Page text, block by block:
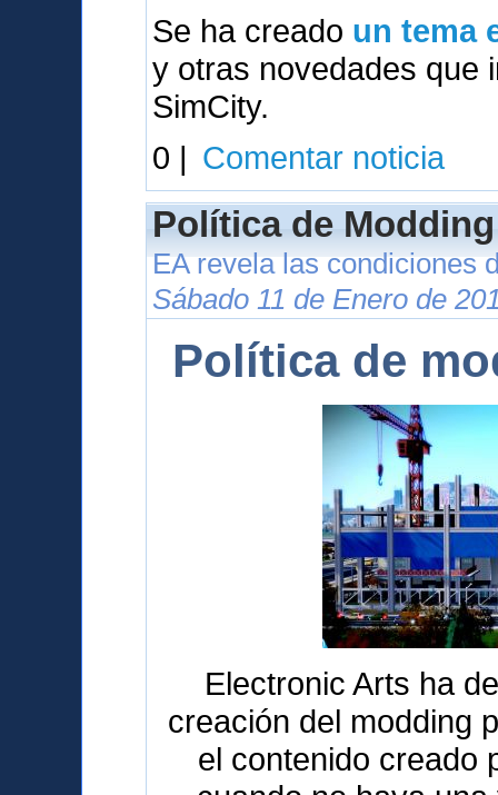
Se ha creado un tema
y otras novedades que
SimCity.
0 | Comentar noticia
Política de
EA revela las condiciones
Sábado 11 de Enero de
Política de
Electronic Arts ha
creación del modding
el contenido creado